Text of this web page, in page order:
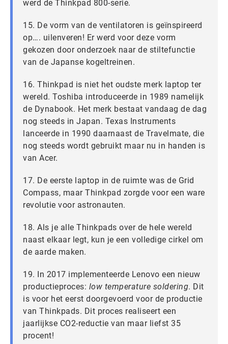
werd de Thinkpad 800-serie.
15. De vorm van de ventilatoren is geïnspireerd
op…. uilenveren! Er werd voor deze vorm
gekozen door onderzoek naar de stiltefunctie
van de Japanse kogeltreinen.
16. Thinkpad is niet het oudste merk laptop ter
wereld. Toshiba introduceerde in 1989 namelijk
de Dynabook. Het merk bestaat vandaag de dag
nog steeds in Japan. Texas Instruments
lanceerde in 1990 daarnaast de Travelmate, die
nog steeds wordt gebruikt maar nu in handen is
van Acer.
17. De eerste laptop in de ruimte was de Grid
Compass, maar Thinkpad zorgde voor een ware
revolutie voor astronauten.
18. Als je alle Thinkpads over de hele wereld
naast elkaar legt, kun je een volledige cirkel om
de aarde maken.
19. In 2017 implementeerde Lenovo een nieuw
productieproces: low temperature soldering. Dit
is voor het eerst doorgevoerd voor de productie
van Thinkpads. Dit proces realiseert een
jaarlijkse CO2-reductie van maar liefst 35
procent!